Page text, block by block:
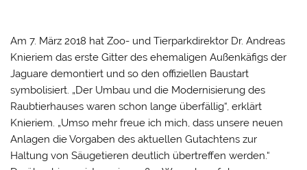
Am 7. März 2018 hat Zoo- und Tierparkdirektor Dr. Andreas
Knieriem das erste Gitter des ehemaligen Außenkäfigs der
Jaguare demontiert und so den offiziellen Baustart
symbolisiert. „Der Umbau und die Modernisierung des
Raubtierhauses waren schon lange überfällig“, erklärt
Knieriem. „Umso mehr freue ich mich, dass unsere neuen
Anlagen die Vorgaben des aktuellen Gutachtens zur
Haltung von Säugetieren deutlich übertreffen werden.“